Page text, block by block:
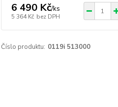
6 490 Kč/ks
5 364 Kč bez DPH
Číslo produktu: 0119i 513000